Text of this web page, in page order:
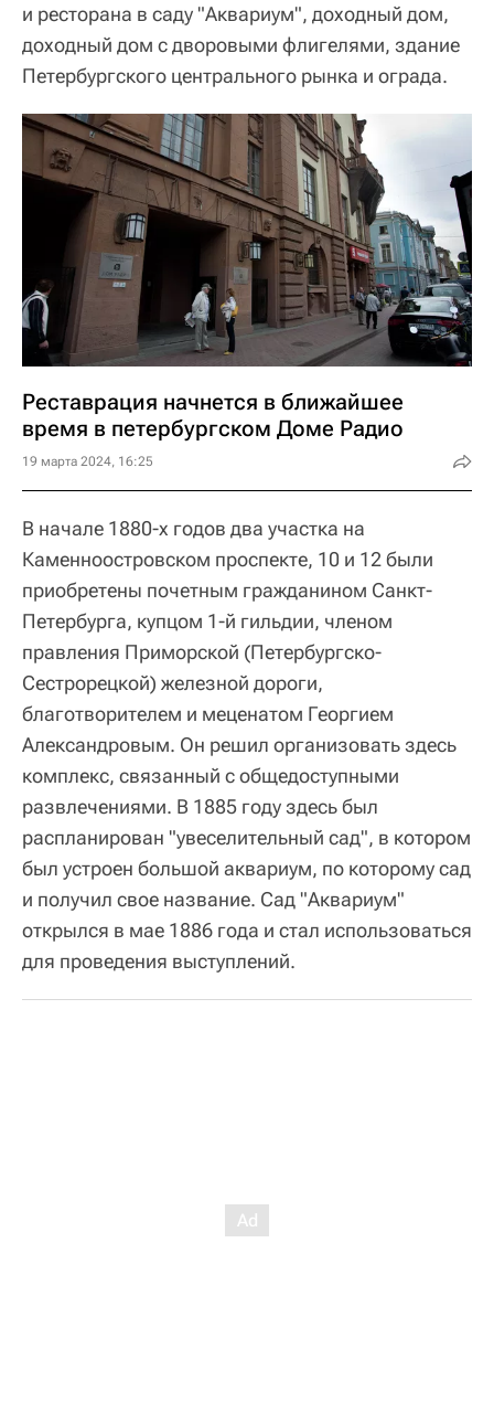
и ресторана в саду "Аквариум", доходный дом,
доходный дом с дворовыми флигелями, здание
Петербургского центрального рынка и ограда.
Реставрация начнется в ближайшее
время в петербургском Доме Радио
19 марта 2024, 16:25
В начале 1880-х годов два участка на
Каменноостровском проспекте, 10 и 12 были
приобретены почетным гражданином Санкт-
Петербурга, купцом 1-й гильдии, членом
правления Приморской (Петербургско-
Сестрорецкой) железной дороги,
благотворителем и меценатом Георгием
Александровым. Он решил организовать здесь
комплекс, связанный с общедоступными
развлечениями. В 1885 году здесь был
распланирован "увеселительный сад", в котором
был устроен большой аквариум, по которому сад
и получил свое название. Сад "Аквариум"
открылся в мае 1886 года и стал использоваться
для проведения выступлений.